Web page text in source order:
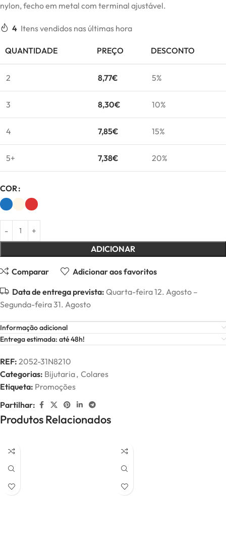
nylon, fecho em metal com terminal ajustável.
4 Itens vendidos nas últimas hora
QUANTIDADE PREÇO DESCONTO
2 8,77€ 5%
3 8,30€ 10%
4 7,85€ 15%
5+ 7,38€ 20%
COR
ADICIONAR
Comparar Adicionar aos favoritos
Data de entrega prevista: Quarta-feira 12. Agosto –
Segunda-feira 31. Agosto
Informação adicional
Entrega estimada: até 48h!
REF: 2052-31N8210
Categorias: Bijutaria, Colares
Etiqueta: Promoções
Partilhar:
Produtos Relacionados